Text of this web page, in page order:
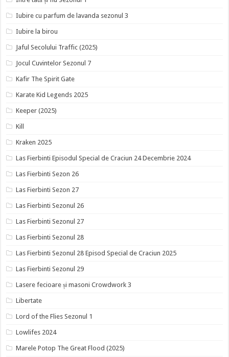
Iubire cu parfum de lavanda sezonul 3
Iubire la birou
Jaful Secolului Traffic (2025)
Jocul Cuvintelor Sezonul 7
Kafir The Spirit Gate
Karate Kid Legends 2025
Keeper (2025)
Kill
Kraken 2025
Las Fierbinti Episodul Special de Craciun 24 Decembrie 2024
Las Fierbinti Sezon 26
Las Fierbinti Sezon 27
Las Fierbinti Sezonul 26
Las Fierbinti Sezonul 27
Las Fierbinti Sezonul 28
Las Fierbinti Sezonul 28 Episod Special de Craciun 2025
Las Fierbinti Sezonul 29
Lasere fecioare și masoni Crowdwork 3
Libertate
Lord of the Flies Sezonul 1
Lowlifes 2024
Marele Potop The Great Flood (2025)